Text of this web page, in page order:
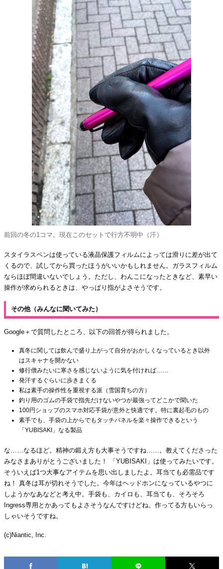
前回の冬の1コマ。現在このセットで行方不明中（汗）
スタイラスペンは使っている液晶保護フィルムによっては滑りに差が出て
くるので、試してから買ったほうがいいかもしれません。ガラスフィルム
ならほぼ間違いないでしょう。ただし、わんこになったときなど、素早い
操作が求められるときは、やっぱり指がよさそうです。
その他（みんなに聞いてみた）
Google＋で質問したところ、以下の回答が得られました。
真冬に関しては飲んで盛り上がって自分がおかしくなっているとき以外
はスキャナを開かない
修行僧みたいに寒さを感じないように気を付ければ……
発汗するぐらいに歩きまくる
私は素手の操作性を重視する派（雪国育ちの方）
釣り用のゴムの手袋で指先だけないやつが最強ってどこかで聞いた
100円ショップのスマホ対応手袋が意外と快適です。特に裏起毛のもの
素手でも、手袋の上からでもタッチパネルを楽々操作できるという
「YUBISAKI」なる製品
な……なるほど。精神の鍛え方も大事そうですね……。教えてくださった
みなさまありがとうございました！ 「YUBISAKI」は使ってみたいです。
そういえば1つ大事なアイテムを思い出しましたよ。耳当ても必需品です
ね！ 真冬は耳が切れそうでした。今年はヘッドホンになっているやつに
しようかなあなどと考え中。手袋も、カイロも、耳当ても、そろそろ
Ingress専用とかあってもよさそうなんですけどね。作ってる方もいらっ
しゃいそうですね。
(c)Niantic, Inc.